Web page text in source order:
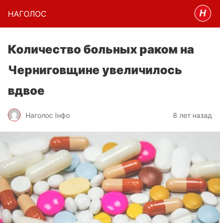
НАГОЛОC
Количество больных раком на
Черниговщине увеличилось
вдвое
Наголос Інфо 8 лет назад